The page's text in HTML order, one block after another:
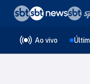
Ao vivo
❮voltar